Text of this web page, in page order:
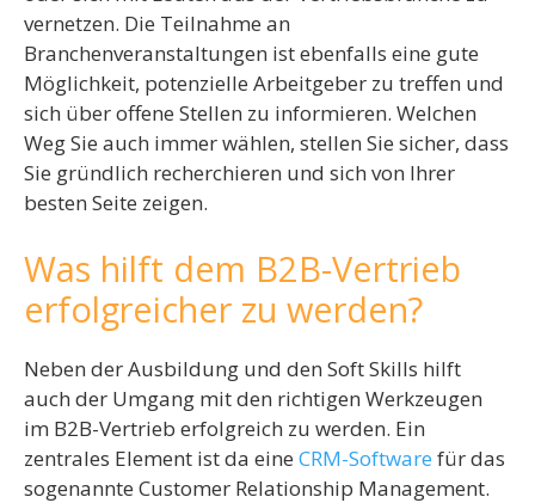
vernetzen. Die Teilnahme an
Branchenveranstaltungen ist ebenfalls eine gute
Möglichkeit, potenzielle Arbeitgeber zu treffen und
sich über offene Stellen zu informieren. Welchen
Weg Sie auch immer wählen, stellen Sie sicher, dass
Sie gründlich recherchieren und sich von Ihrer
besten Seite zeigen.
Was hilft dem B2B-Vertrieb
erfolgreicher zu werden?
Neben der Ausbildung und den Soft Skills hilft
auch der Umgang mit den richtigen Werkzeugen
im B2B-Vertrieb erfolgreich zu werden. Ein
zentrales Element ist da eine CRM-Software für das
sogenannte Customer Relationship Management.